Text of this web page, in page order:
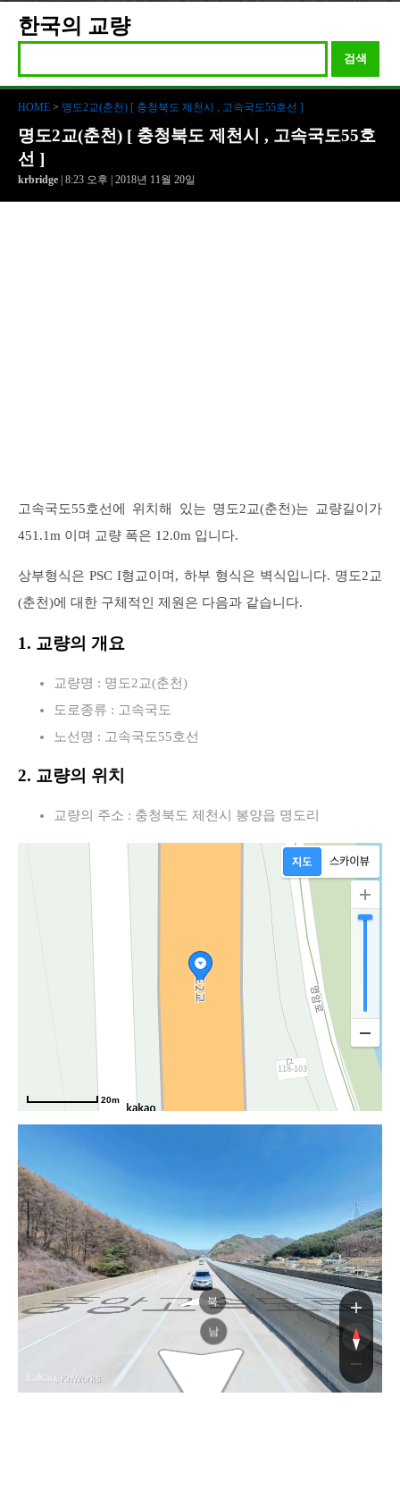
한국의 교량
검색
HOME > 명도2교(춘천) [ 충청북도 제천시 , 고속국도55호선 ]
명도2교(춘천) [ 충청북도 제천시 , 고속국도55호
선 ]
krbridge | 8:23 오후 | 2018년 11월 20일
고속국도55호선에 위치해 있는 명도2교(춘천)는 교량길이가
451.1m 이며 교량 폭은 12.0m 입니다.
상부형식은 PSC I형교이며, 하부 형식은 벽식입니다. 명도2교
(춘천)에 대한 구체적인 제원은 다음과 같습니다.
1. 교량의 개요
교량명 : 명도2교(춘천)
도로종류 : 고속국도
노선명 : 고속국도55호선
2. 교량의 위치
교량의 주소 : 충청북도 제천시 봉양읍 명도리
20m
앙고속도
앙고속도로
북
남
, KnWorks